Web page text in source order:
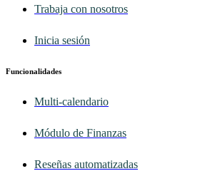
Trabaja con nosotros
Inicia sesión
Funcionalidades
Multi-calendario
Módulo de Finanzas
Reseñas automatizadas